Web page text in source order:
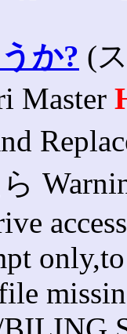
か? (
Master